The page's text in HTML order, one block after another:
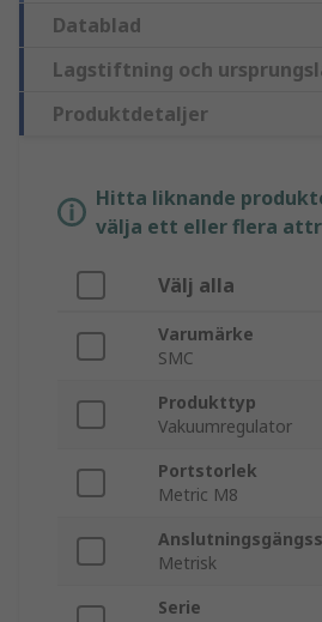
Datablad
Lagstiftning och
Produktdetaljer
Hitta liknande
välja ett eller flera
Välj alla
Varumärke
SMC
Produkttyp
Vakuumregulator
Portstorlek
Metric M8
Metrisk
Serie